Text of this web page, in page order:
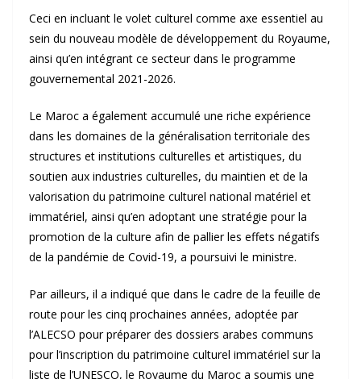
Ceci en incluant le volet culturel comme axe essentiel au
sein du nouveau modèle de développement du Royaume,
ainsi qu’en intégrant ce secteur dans le programme
gouvernemental 2021-2026.
Le Maroc a également accumulé une riche expérience
dans les domaines de la généralisation territoriale des
structures et institutions culturelles et artistiques, du
soutien aux industries culturelles, du maintien et de la
valorisation du patrimoine culturel national matériel et
immatériel, ainsi qu’en adoptant une stratégie pour la
promotion de la culture afin de pallier les effets négatifs
de la pandémie de Covid-19, a poursuivi le ministre.
Par ailleurs, il a indiqué que dans le cadre de la feuille de
route pour les cinq prochaines années, adoptée par
l’ALECSO pour préparer des dossiers arabes communs
pour l’inscription du patrimoine culturel immatériel sur la
liste de l’UNESCO, le Royaume du Maroc a soumis une